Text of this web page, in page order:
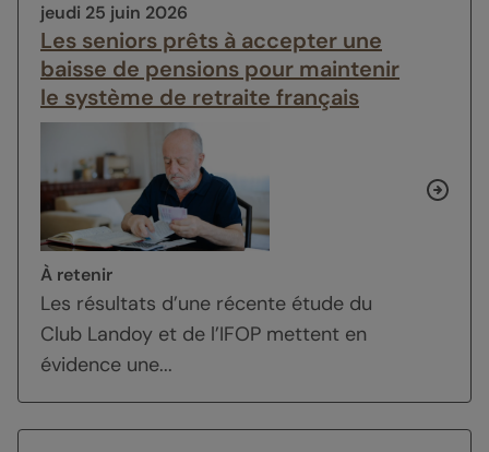
jeudi 25 juin 2026
Les seniors prêts à accepter une
baisse de pensions pour maintenir
le système de retraite français
À retenir
Les résultats d’une récente étude du
Club Landoy et de l’IFOP mettent en
évidence une...